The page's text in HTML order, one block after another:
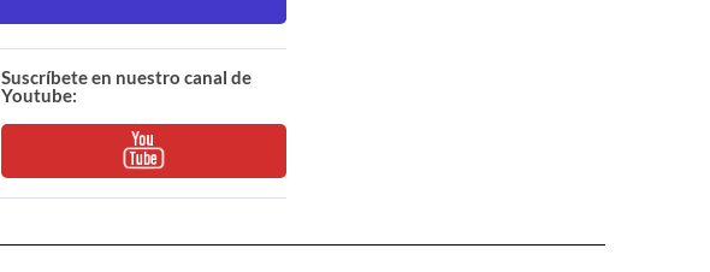
Suscríbete en nuestro canal de
Youtube: